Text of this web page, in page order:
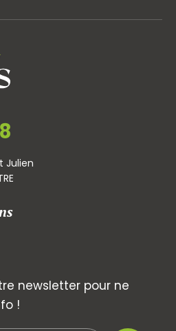
Julien
newsletter pour ne
!